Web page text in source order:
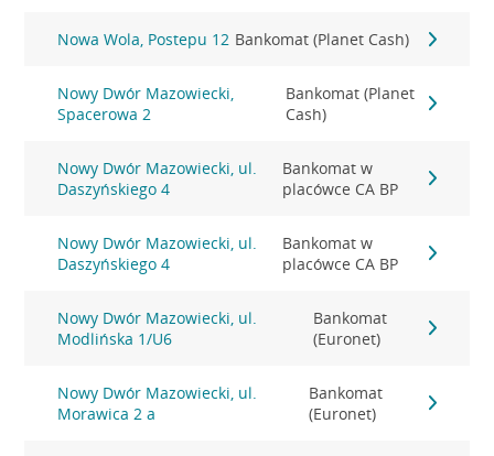
Nowa Wola, Postepu 12 Bankomat (Planet Cash)
Nowy Dwór Mazowiecki,
Spacerowa 2
Bankomat (Planet
Cash)
Nowy Dwór Mazowiecki, ul.
Daszyńskiego 4
Bankomat w
placówce CA BP
Nowy Dwór Mazowiecki, ul.
Daszyńskiego 4
Bankomat w
placówce CA BP
Nowy Dwór Mazowiecki, ul.
Modlińska 1/U6
Bankomat
(Euronet)
Nowy Dwór Mazowiecki, ul.
Morawica 2 a
Bankomat
(Euronet)